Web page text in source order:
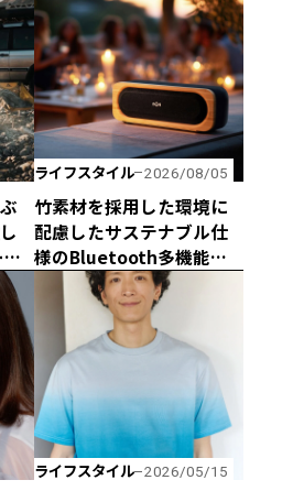
本
ライフスタイル 2026/08/05
竹素材を採用した環境に
配慮したサステナブル仕
様のBluetooth多機能ス
ピーカー「Get Together
Go」が新登場！
ライフスタイル 2026/05/15